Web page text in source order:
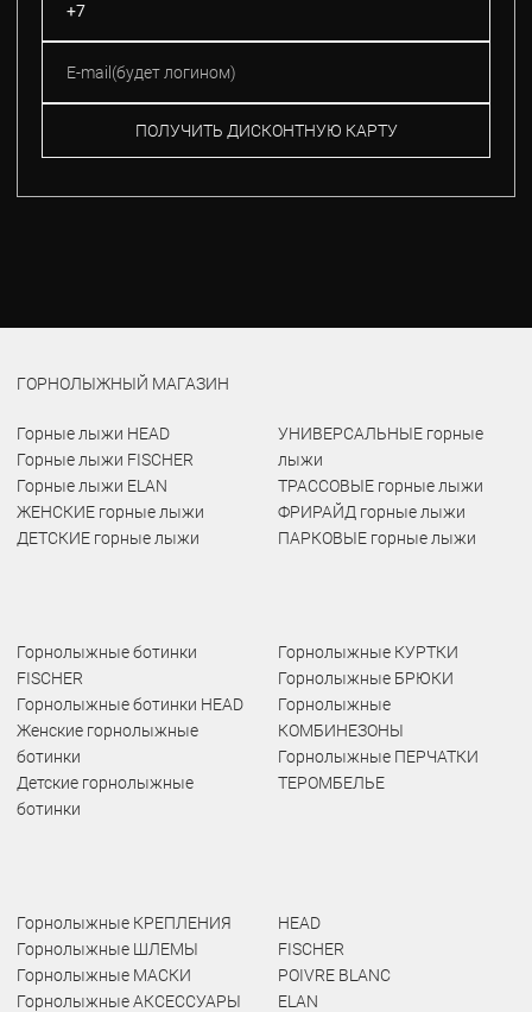
ПОЛУЧИТЬ ДИСКОНТНУЮ КАРТУ
ГОРНОЛЫЖНЫЙ МАГАЗИН
Горные лыжи HEAD
Горные лыжи FISCHER
Горные лыжи ELAN
ЖЕНСКИЕ горные лыжи
ДЕТСКИЕ горные лыжи
УНИВЕРСАЛЬНЫЕ горные
лыжи
ТРАССОВЫЕ горные лыжи
ФРИРАЙД горные лыжи
ПАРКОВЫЕ горные лыжи
Горнолыжные ботинки
FISCHER
Горнолыжные ботинки HEAD
Женские горнолыжные
ботинки
Детские горнолыжные
ботинки
Горнолыжные КУРТКИ
Горнолыжные БРЮКИ
Горнолыжные
КОМБИНЕЗОНЫ
Горнолыжные ПЕРЧАТКИ
ТЕРОМБЕЛЬЕ
Горнолыжные КРЕПЛЕНИЯ
Горнолыжные ШЛЕМЫ
Горнолыжные МАСКИ
Горнолыжные АКСЕССУАРЫ
HEAD
FISCHER
POIVRE BLANC
ELAN